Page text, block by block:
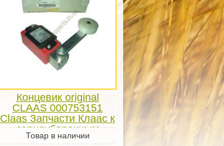
Концевик original
CLAAS 000753151
Claas Запчасти Клаас к
зерноуборочным
комбайнам
Товар в наличии